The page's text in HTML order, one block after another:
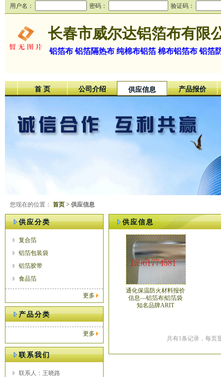
用户名： 密码： 验证码：
长春市威尔达铝箔布有限
铝箔布 铝箔隔热布 纯棉布铝箔 棉布铝箔布 铝箔
首 页 公司介绍 供应信息 产品报价
您现在的位置： 首页 > 供应信息
供应分类
复合箔
铝箔包装袋
铝箔胶带
食品箔
更多
产品分类
更多
联系我们
联系人：王晓路
供应信息
通化保温防火材料报价
信息—铝箔布|铝箔袋
知名品牌ARIT
共有1条记录，每页